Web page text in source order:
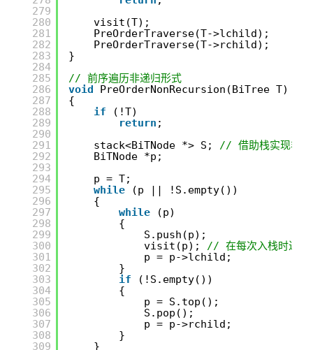
279
280
281
282
283
284
285
286
287
288
289
290
291
292
293
294
295
296
297
298
299
300
301
302
303
304
305
306
307
308
309
visit(T);
PreOrderTraverse(T->lchild);
PreOrderTraverse(T->rchild);
}
// 前序遍历非递归形式
void
PreOrderNonRecursion(BiTree T)
{
if
(!T)
return ;
stack<BiTNode *> S; // 借助栈实现非递
BiTNode *p;
p = T;
while
(p || !S.empty())
{
while
(p)
{
S.push(p);
visit(p); // 在每次入栈时进行
p = p->lchild;
}
if
(!S.empty())
{
p = S.top();
S.pop();
p = p->rchild;
}
}